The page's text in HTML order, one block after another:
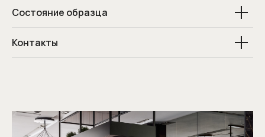
Состояние образца
Контакты